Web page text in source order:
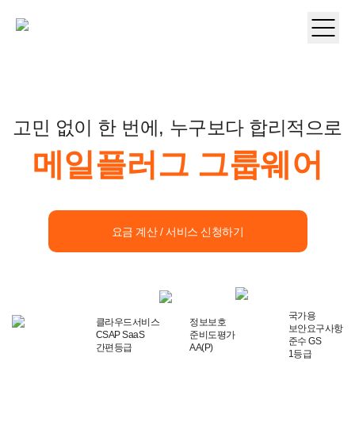
고민 없이 한 번에, 누구보다 합리적으로
메일플러그 그룹웨어
요금 계산 / 서비스 신청하기
클라우드서비스
CSAP SaaS
간편등급
정보보호
준비도평가
AA(P)
국가용
보안요구사항
준수 GS
1등급